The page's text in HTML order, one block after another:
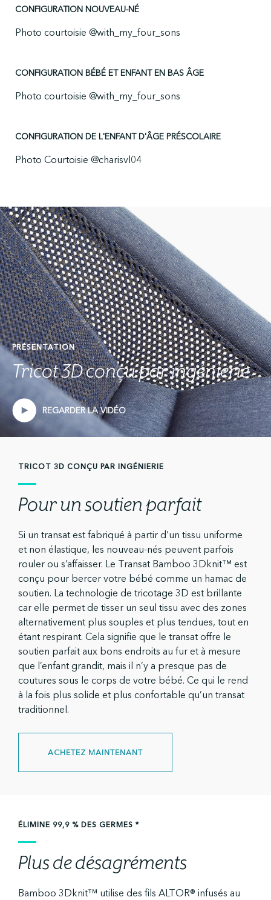
CONFIGURATION NOUVEAU-NÉ
Photo courtoisie @with_my_four_sons
CONFIGURATION BÉBÉ ET ENFANT EN BAS ÂGE
Photo courtoisie @with_my_four_sons
CONFIGURATION DE L'ENFANT D'ÂGE PRÉSCOLAIRE
Photo Courtoisie @charisvl04
PRÉSENTATION
Tricot 3D conçu par ingénierie
REGARDER LA VIDÉO
TRICOT 3D CONÇU PAR INGÉNIERIE
Pour un soutien parfait
Si un transat est fabriqué à partir d’un tissu uniforme
et non élastique, les nouveau-nés peuvent parfois
rouler ou s’affaisser. Le Transat Bamboo 3Dknit™ est
conçu pour bercer votre bébé comme un hamac de
soutien. La technologie de tricotage 3D est brillante
car elle permet de tisser un seul tissu avec des zones
alternativement plus souples et plus tendues, tout en
étant respirant. Cela signifie que le transat offre le
soutien parfait aux bons endroits au fur et à mesure
que l’enfant grandit, mais il n’y a presque pas de
coutures sous le corps de votre bébé. Ce qui le rend
à la fois plus solide et plus confortable qu’un transat
traditionnel.
ACHETEZ MAINTENANT
ÉLIMINE 99,9 % DES GERMES *
Plus de désagréments
Bamboo 3Dknit™ utilise des fils ALTOR® infusés au